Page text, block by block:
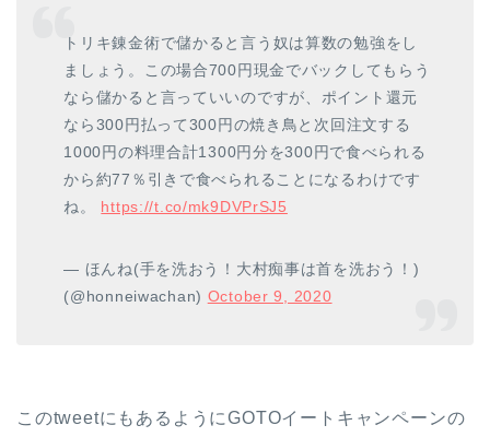
トリキ錬金術で儲かると言う奴は算数の勉強をし
ましょう。この場合700円現金でバックしてもらう
なら儲かると言っていいのですが、ポイント還元
なら300円払って300円の焼き鳥と次回注文する
1000円の料理合計1300円分を300円で食べられる
から約77％引きで食べられることになるわけです
ね。 https://t.co/mk9DVPrSJ5
— ほんね(手を洗おう！大村痴事は首を洗おう！)
(@honneiwachan) October 9, 2020
このtweetにもあるようにGOTOイートキャンペーンの